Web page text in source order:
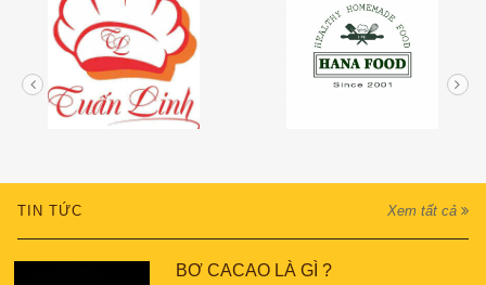
TIN TỨC Xem tất cả
BƠ CACAO LÀ GÌ ?